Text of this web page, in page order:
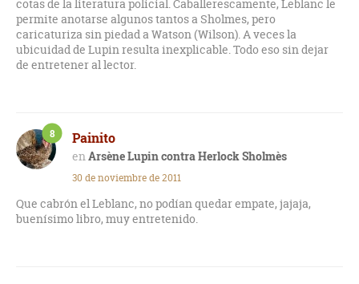
cotas de la literatura policial. Caballerescamente, Leblanc le
permite anotarse algunos tantos a Sholmes, pero
caricaturiza sin piedad a Watson (Wilson). A veces la
ubicuidad de Lupin resulta inexplicable. Todo eso sin dejar
de entretener al lector.
Painito
Arsène Lupin contra Herlock Sholmès
8
30 de noviembre de 2011
Que cabrón el Leblanc, no podían quedar empate, jajaja,
buenísimo libro, muy entretenido.